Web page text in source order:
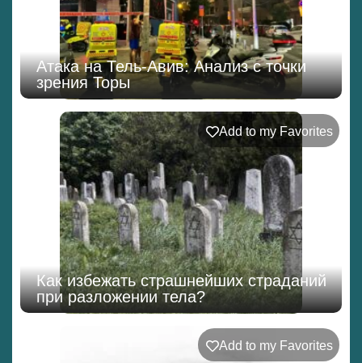
Атака на Тель-Авив: Анализ с точки
зрения Торы
Add to my Favorites
Как избежать страшнейших страданий
при разложении тела?
Add to my Favorites